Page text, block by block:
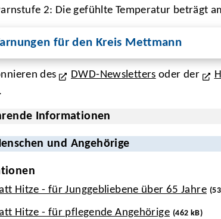
2: Die gefühlte Temperatur beträgt
für den Kreis Mettmann
des DWD-Newsletters oder der
Informationen
und Angehörige
Hitze - für Junggebliebene über 65 Jahre
Hitze - für pflegende Angehörige (462 kB)